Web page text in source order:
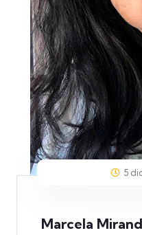
5
Marcela